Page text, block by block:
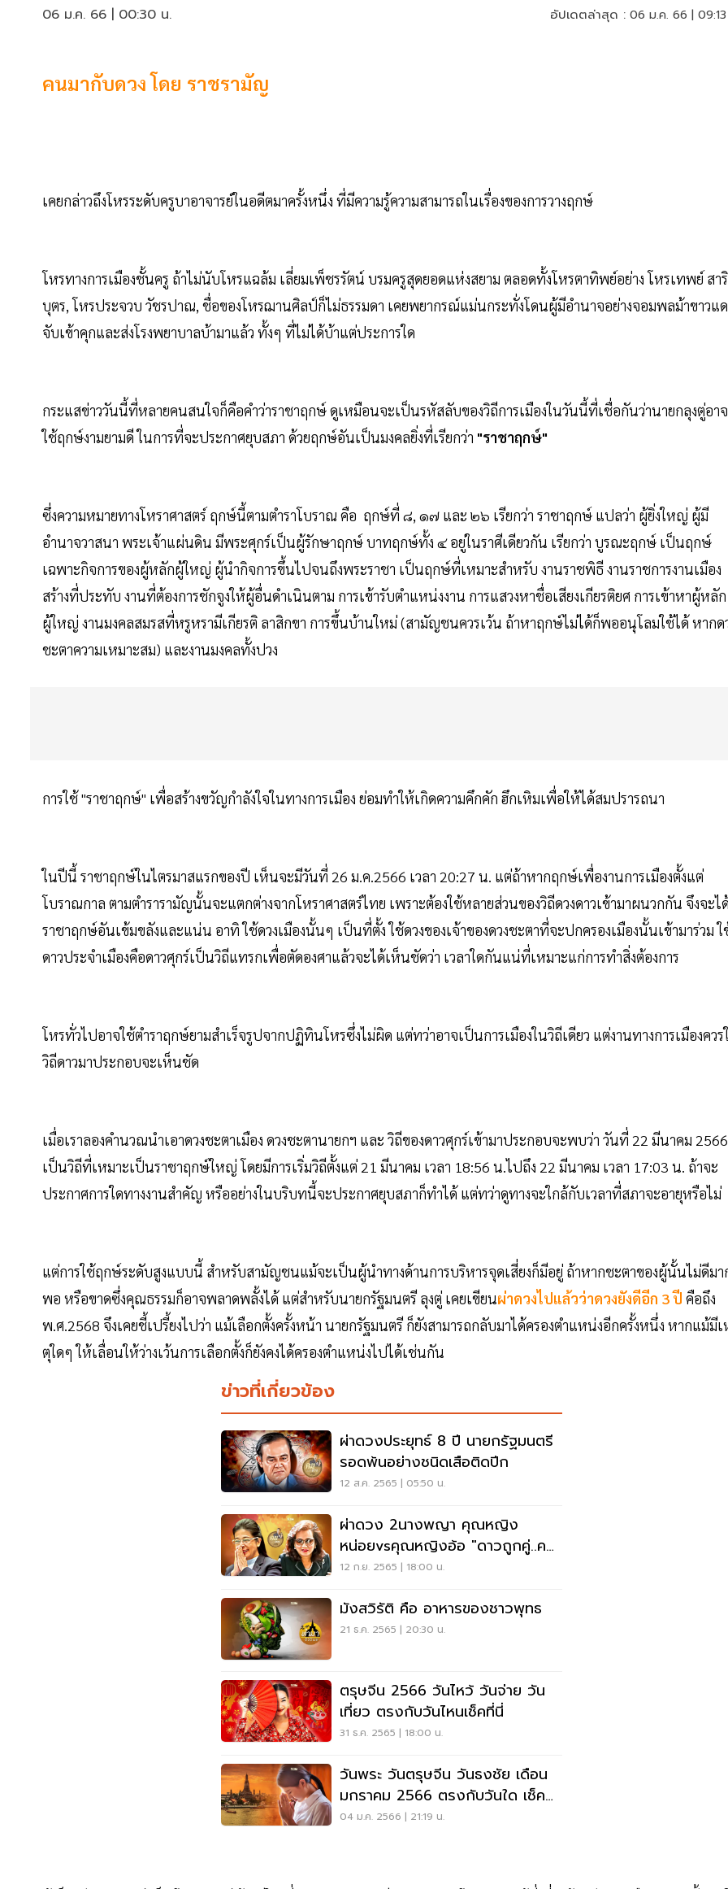
06 ม.ค. 66 | 00:30 น. อัปเดตล่าสุด : 06 ม.ค. 66 |
คนมากับดวง​ โดย​ ราชรามัญ
เคยกล่าวถึงโหรระดับครูบาอาจารย์ในอดีตมาครั้งหนึ่ง ที่มีความรู้ความสามารถในเรื่องของการวางฤกษ์
โหรทางการเมืองชั้นครู​ ถ้าไม่นับโหรแฉล้ม​ เลี่ยมเพ็ชรรัตน์​ บรมครูสุดยอดแห่งสยาม​ ตลอดทั้งโหรตาทิพย์อย่าง โหรเทพย์ สา
บุตร, โหรประจวบ​ วัชรปาณ,​ ชื่อของโหรฌานศิลป์ก็ไม่ธรรมดา​ เคยพยากรณ์แม่นกระทั่งโดนผู้มีอำนาจอย่าง​จอมพลม้าขาวแ
จับเข้าคุกและส่งโรงพยาบาลบ้ามาแล้ว​ ทั้งๆ ที่ไม่ได้บ้าแต่ประการใด
กระแสข่าววันนี้ที่หลายคนสนใจก็คือคำว่าราชาฤกษ์ ดูเหมือนจะเป็นรหัสลับของวิถีการเมืองในวันนี้ที่เชื่อกันว่านายกลุงตู่อาจ
ใช้ฤกษ์งามยามดี​ ในการที่จะประกาศยุบสภา ด้วยฤกษ์อันเป็นมงคลยิ่งที่เรียกว่า​ "ราชาฤกษ์"
ซึ่งความหมายทางโหราศาสตร์​ ฤกษ์นี้​ตามตำราโบราณ​ คือ​ ​ ฤกษ์ที่ ๘, ๑๗ และ ๒๖ เรียกว่า ราชาฤกษ์ แปลว่า ผู้ยิ่งใหญ่ ผู้มี
อำนาจวาสนา พระเจ้าแผ่นดิน มีพระศุกร์เป็นผู้รักษาฤกษ์ บาทฤกษ์ทั้ง ๔ อยู่ในราศีเดียวกัน เรียกว่า บูรณะฤกษ์ เป็นฤกษ์
เฉพาะกิจการของผู้หลักผู้ใหญ่ ผู้นำกิจการขึ้นไปจนถึงพระราชา เป็นฤกษ์ที่เหมาะสำหรับ งานราชพิธี งานราชการงานเมือง
สร้างที่ประทับ งานที่ต้องการชักจูงให้ผู้อื่นดำเนินตาม การเข้ารับตำแหน่งงาน การแสวงหาชื่อเสียงเกียรติยศ การเข้าหาผู้หลัก
ผู้ใหญ่ งานมงคลสมรสที่หรูหรามีเกียรติ ลาสิกขา การขึ้นบ้านใหม่ (สามัญชนควรเว้น ถ้าหาฤกษ์ไม่ได้ก็พออนุโลมใช้ได้ หากด
ชะตาความเหมาะสม) และงานมงคลทั้งปวง
การใช้​ "ราชาฤกษ์" เพื่อสร้างขวัญกำลังใจในทางการเมือง​ ย่อมทำให้เกิดความคึกคัก ฮึกเหิมเพื่อให้ได้สมปรารถนา​
ในปีนี้ ราชาฤกษ์ในไตรมาสแรกของปี​ เห็นจะมีวันที่ 26 ม.ค.2566 เวลา ​20:27 น. แต่ถ้าหากฤกษ์เพื่องานการเมืองตั้งแต่
โบราณกาล ตามตำรารามัญนั้นจะแตกต่างจากโหราศาสตร์ไทย​ เพราะต้องใช้หลายส่วนของวิถีดวงดาวเข้ามาผนวกกัน จึงจะไ
ราชาฤกษ์อันเข้มขลังและแน่น​ อาทิ​ ใช้ดวงเมืองนั้นๆ เป็นที่ตั้ง​ ใช้ดวงของเจ้าของดวงชะตาที่จะปกครองเมืองนั้นเข้ามาร่วม​ ใ
ดาวประจำเมืองคือดาวศุกร์เป็นวิถีแทรกเพื่อตัดองศาแล้วจะได้เห็นชัดว่า​ เวลาใดกันแน่ที่เหมาะแก่การทำสิ่งต้องการ​
โหรทั่วไปอาจใช้ตำราฤกษ์ยามสำเร็จรูปจากปฏิทินโหรซึ่งไม่ผิด แต่ทว่าอาจเป็นการเมืองในวิถีเดียว แต่งานทางการเมืองควร
วิถีดาวมาประกอบจะเห็นชัด​
เมื่อเราลองคำนวณนำเอาดวงชะตาเมือง​ ดวงชะตานายกฯ และ​ วิถีของดาวศุกร์เข้ามาประกอบจะพบว่า​ วันที่ 22 มีนาคม 2566​
เป็นวิถีที่เหมาะ​เป็นราชาฤกษ์ใหญ่​ โดยมีการเริ่มวิถีตั้งแต่ 21 มีนาคม เวลา 18:56 น.ไปถึง 22 มีนาคม เวลา​ 17:03 น. ถ้าจะ
ประกาศการใดทางงานสำคัญ ​หรืออย่างในบริบทนี้จะประกาศยุบสภาก็ทำได้​ แต่ทว่าดูทางจะใกล้กับเวลาที่สภาจะอายุหรือไม่​
แต่การใช้ฤกษ์ระดับสูงแบบนี้​ สำหรับสามัญชนแม้จะเป็นผู้นำทางด้านการบริหารจุดเสี่ยงก็มีอยู่ ​ถ้าหากชะตาของผู้นั้นไม่ดีมา
พอ​ หรือ​ขาดซึ่งคุณธรรม​ก็อาจพลาดพลั้งได้​ แต่สำหรับนายกรัฐมนตรี​ ลุงตู่​ เคยเขียนผ่าดวงไปแล้วว่าดวงยังดีอีก 3 ปี ​คือถึง
พ.ศ.2568​ จึงเคยชี้เปรี้ยงไปว่า​ แม้เลือกตั้งครั้งหน้า​ นายกรัฐมนตรี​ ก็ยังสามารถกลับมาได้ครองตำแหน่งอีกครั้งหนึ่ง​ หากแม้มี
ตุใดๆ ให้เลื่อนให้ว่างเว้นการเลือกตั้งก็ยังคงได้ครองตำแหน่งไปได้เช่นกัน​
ข่าวที่เกี่ยวข้อง
ผ่าดวงประยุทธ์ 8 ปี นายกรัฐมนตรี
รอดพ้นอย่างชนิดเสือติดปีก
12 ส.ค. 2565 | 05:50 น.
ผ่าดวง​ 2นางพญา คุณหญิง
หน่อยvsคุณหญิงอ้อ "ดาวถูกคู่..คน
หนึ่งอยู่อีกคนหนึ่งนำ"
12 ก.ย. 2565 | 18:00 น.
มังสวิรัติ​ คือ​ อาหารของชาวพุทธ
21 ธ.ค. 2565 | 20:30 น.
ตรุษจีน 2566 วันไหว้ วันจ่าย วัน
เที่ยว ตรงกับวันไหนเช็คที่นี่
31 ธ.ค. 2565 | 18:00 น.
วันพระ วันตรุษจีน วันธงชัย เดือน
มกราคม 2566 ตรงกับวันใด เช็คที่
นี่
04 ม.ค. 2566 | 21:19 น.